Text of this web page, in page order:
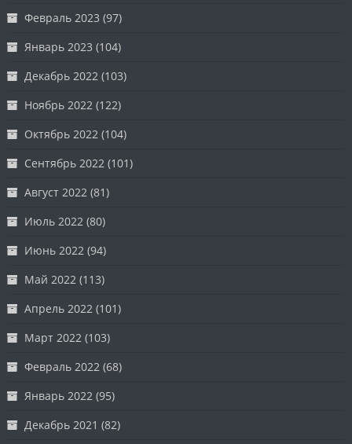
Февраль 2023 (97)
Январь 2023 (104)
Декабрь 2022 (103)
Ноябрь 2022 (122)
Октябрь 2022 (104)
Сентябрь 2022 (101)
Август 2022 (81)
Июль 2022 (80)
Июнь 2022 (94)
Май 2022 (113)
Апрель 2022 (101)
Март 2022 (103)
Февраль 2022 (68)
Январь 2022 (95)
Декабрь 2021 (82)